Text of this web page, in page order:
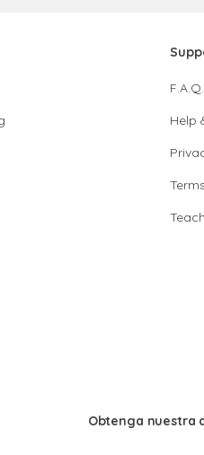
F.A.Q.
Help
Obtenga nuestra